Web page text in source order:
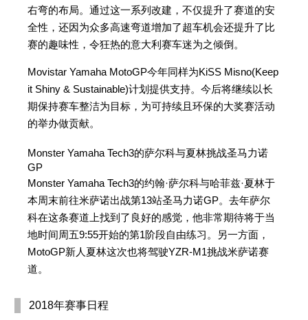
右弯的布局。通过这一系列改建，不仅提升了赛道的安
全性，还因为众多高速弯道增加了超车机会还提升了比
赛的趣味性，令狂热的意大利赛车迷为之倾倒。
Movistar Yamaha MotoGP今年同样为KiSS Misno(Keep
it Shiny & Sustainable)计划提供支持。今后将继续以长
期保持赛车整洁为目标，为可持续且环保的大奖赛活动
的举办做贡献。
Monster Yamaha Tech3的萨尔科与夏林挑战圣马力诺
GP
Monster Yamaha Tech3的约翰·萨尔科与哈菲兹·夏林于
本周末前往米萨诺出战第13站圣马力诺GP。去年萨尔
科在这条赛道上找到了良好的感觉，他非常期待将于当
地时间周五9:55开始的第1阶段自由练习。另一方面，
MotoGP新人夏林这次也将驾驶YZR-M1挑战米萨诺赛
道。
2018年赛事日程